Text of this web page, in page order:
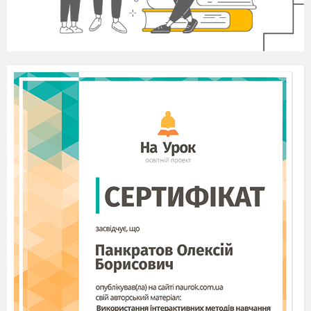
Поєднати сучасний стиль будівель
садиби з національними
бажання вивчати історію рідного
краю;
Прищеплювати любов до своєї малої
батьківщини та повагу до
національних традицій.
Завдання проекту
Створитиекобудинок та екосадибу;
Закріпити знання з будівельного
креслення з плану побудови садиби;
Розвивати в учнів естетичний смак;
Показати доцільність застосування
природних матеріалів при будівництві